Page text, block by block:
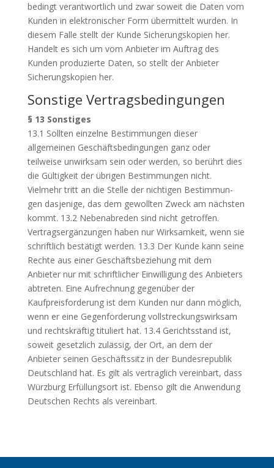
bedingt verantwortlich und zwar soweit die Daten vom
Kunden in elektronischer Form übermittelt wurden. In
diesem Falle stellt der Kunde Sicherungskopien her.
Handelt es sich um vom Anbieter im Auftrag des
Kunden produzierte Daten, so stellt der Anbieter
Sicherungskopien her.
Sonstige Vertragsbedingungen
§ 13 Sonstiges
13.1 Sollten einzelne Bestimmungen dieser
allgemeinen Geschäftsbedingungen ganz oder
teilweise unwirksam sein oder werden, so berührt dies
die Gültigkeit der übrigen Bestimmungen nicht.
Vielmehr tritt an die Stelle der nichtigen Bestimmun-
gen dasjenige, das dem gewollten Zweck am nächsten
kommt. 13.2 Nebenabreden sind nicht getroffen.
Vertragsergänzungen haben nur Wirksamkeit, wenn sie
schriftlich bestätigt werden. 13.3 Der Kunde kann seine
Rechte aus einer Geschäftsbeziehung mit dem
Anbieter nur mit schriftlicher Einwilligung des Anbieters
abtreten. Eine Aufrechnung gegenüber der
Kaufpreisforderung ist dem Kunden nur dann möglich,
wenn er eine Gegenforderung vollstreckungswirksam
und rechtskräftig tituliert hat. 13.4 Gerichtsstand ist,
soweit gesetzlich zulässig, der Ort, an dem der
Anbieter seinen Geschäftssitz in der Bundesrepublik
Deutschland hat. Es gilt als vertraglich vereinbart, dass
Würzburg Erfüllungsort ist. Ebenso gilt die Anwendung
Deutschen Rechts als vereinbart.